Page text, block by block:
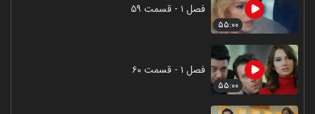
۵۵:۰۰
فصل ۱ - قسمت ۵۹
۵۵:۰۰
فصل ۱ - قسمت ۶۰